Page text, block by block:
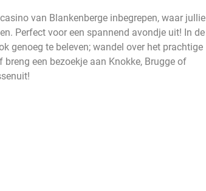
van Blankenberge inbegrepen, waar jullie
Perfect voor een spannend avondje uit! In de
genoeg te beleven; wandel over het prachtige
een bezoekje aan Knokke, Brugge of